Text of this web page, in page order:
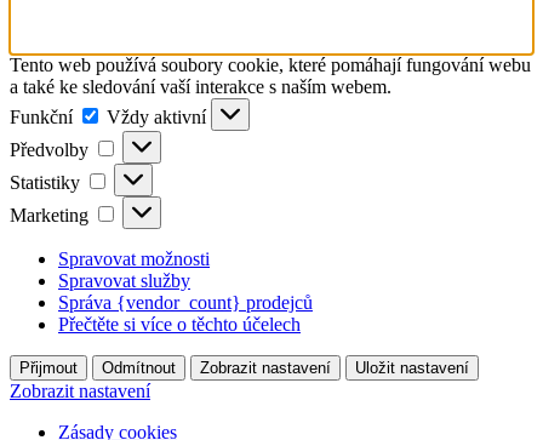
Tento web používá soubory cookie, které pomáhají fungování webu
a také ke sledování vaší interakce s naším webem.
Funkční
Funkční
Vždy aktivní
Předvolby
Předvolby
Statistiky Statistiky
Marketing Marketing
Spravovat možnosti
Spravovat služby
Správa {vendor_count} prodejců
Přečtěte si více o těchto účelech
Přijmout Odmítnout Zobrazit nastavení Uložit nastavení
Zobrazit nastavení
Zásady cookies